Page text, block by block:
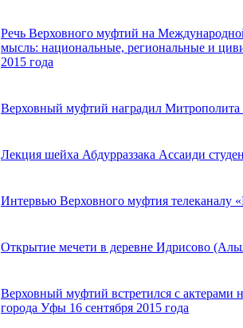
Речь Верховного муфтий на
мысль: национальные, региональные и
2015 года
Верховный муфтий наградил
Лекция шейха Абдурраззака Ассаиди
Интервью Верховного муфтия телеканалу
Открытие мечети в деревне Идрисово
Верховный муфтий встретился с актерами
города Уфы 16 сентября 2015 года